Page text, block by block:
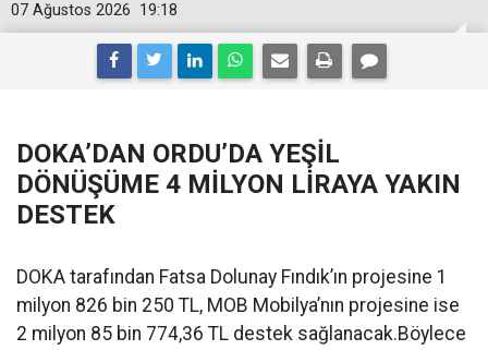
19:18
07 Ağustos 2026
DOKA’DAN ORDU’DA YEŞİL
DÖNÜŞÜME 4 MİLYON LİRAYA YAKIN
DESTEK
DOKA tarafından Fatsa Dolunay Fındık’ın projesine 1
milyon 826 bin 250 TL, MOB Mobilya’nın projesine ise
2 milyon 85 bin 774,36 TL destek sağlanacak.Böylece